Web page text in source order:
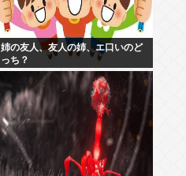
姉の友人、友人の姉、エ口いのど
っち？